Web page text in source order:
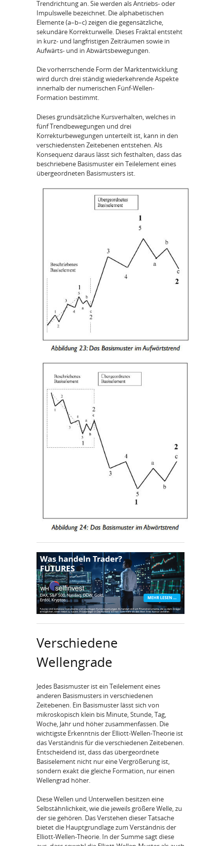
Trendrichtung an. Sie werden als Antriebs- oder
Impulswelle bezeichnet. Die alphabetischen
Elemente (a–b–c) zeigen die gegensätzliche,
sekundäre Korrekturwelle. Dieses Fraktal entsteht
in kurz- und langfristigen Zeiträumen sowie in
Aufwärts- und in Abwärtsbewegungen.
Die vorherrschende Form der Marktentwicklung
wird durch drei ständig wiederkehrende Aspekte
innerhalb der numerischen Fünf-Wellen-
Formation bestimmt.
Dieses grundsätzliche Kursverhalten, welches in
fünf Trendbewegungen und drei
Korrekturbewegungen unterteilt ist, kann in den
verschiedensten Zeitebenen entstehen. Als
Konsequenz daraus lässt sich festhalten, dass das
beschriebene Basismuster ein Teilelement eines
übergeordneten Basismusters ist.
Verschiedene
Wellengrade
Jedes Basismuster ist ein Teilelement eines
anderen Basismusters in verschiedenen
Zeitebenen. Ein Basismuster lässt sich von
mikroskopisch klein bis Minute, Stunde, Tag,
Woche, Jahr und höher zusammenfassen. Die
wichtigste Erkenntnis der Elliott-Wellen-Theorie ist
das Verständnis für die verschiedenen Zeitebenen.
Entscheidend ist, dass das übergeordnete
Basiselement nicht nur eine Vergrößerung ist,
sondern exakt die gleiche Formation, nur einen
Wellengrad höher.
Diese Wellen und Unterwellen besitzen eine
Selbstähnlichkeit, wie die jeweils größere Welle, zu
der sie gehören. Das Verstehen dieser Tatsache
bietet die Hauptgrundlage zum Verständnis der
Elliott-Wellen-Theorie. In der Summe sagt diese